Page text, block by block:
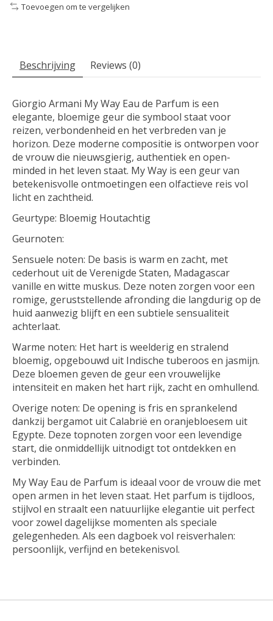
Toevoegen om te vergelijken
Beschrijving Reviews (0)
Giorgio Armani My Way Eau de Parfum is een
elegante, bloemige geur die symbool staat voor
reizen, verbondenheid en het verbreden van je
horizon. Deze moderne compositie is ontworpen voor
de vrouw die nieuwsgierig, authentiek en open-
minded in het leven staat. My Way is een geur van
betekenisvolle ontmoetingen een olfactieve reis vol
licht en zachtheid.
Geurtype: Bloemig Houtachtig
Geurnoten:
Sensuele noten: De basis is warm en zacht, met
cederhout uit de Verenigde Staten, Madagascar
vanille en witte muskus. Deze noten zorgen voor een
romige, geruststellende afronding die langdurig op de
huid aanwezig blijft en een subtiele sensualiteit
achterlaat.
Warme noten: Het hart is weelderig en stralend
bloemig, opgebouwd uit Indische tuberoos en jasmijn.
Deze bloemen geven de geur een vrouwelijke
intensiteit en maken het hart rijk, zacht en omhullend.
Overige noten: De opening is fris en sprankelend
dankzij bergamot uit Calabrië en oranjebloesem uit
Egypte. Deze topnoten zorgen voor een levendige
start, die onmiddellijk uitnodigt tot ontdekken en
verbinden.
My Way Eau de Parfum is ideaal voor de vrouw die met
open armen in het leven staat. Het parfum is tijdloos,
stijlvol en straalt een natuurlijke elegantie uit perfect
voor zowel dagelijkse momenten als speciale
gelegenheden. Als een dagboek vol reisverhalen:
persoonlijk, verfijnd en betekenisvol.